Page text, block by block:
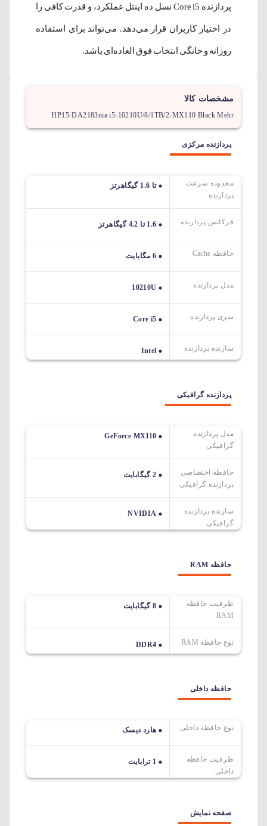
پردازنده Core i5 نسل ده اینتل عملکرد، و قدرت کافی را
در اختیار کاربران قرار می‌دهد. می‌تواند برای استفاده
روزانه و خانگی انتخاب فوق العاده‌ای باشد.
مشخصات کالا
HP15-DA2183nia i5-10210U/8/1TB/2-MX110 Black Mehr
پردازنده مرکزی
محدوده سرعت
پردازنده
تا 1.6 گیگاهرتز
فرکانس پردازنده 1.6 تا 4.2 گیگاهرتز
حافظه Cache 6 مگابایت
مدل پردازنده 10210U
سری پردازنده Core i5
سازنده پردازنده Intel
پردازنده گرافیکی
مدل پردازنده
گرافیکی
GeForce MX110
حافظه اختصاصی
پردازنده گرافیکی
2 گیگابایت
سازنده پردازنده
گرافیکی
NVIDIA
حافظه RAM
ظرفیت حافظه
RAM
8 گیگابایت
نوع حافظه RAM DDR4
حافظه داخلی
نوع حافظه داخلی هارد دیسک
ظرفیت حافظه
داخلی
1 ترابایت
صفحه نمایش